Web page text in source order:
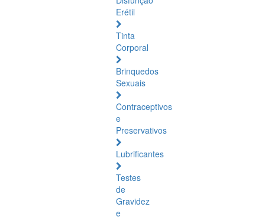
Erétil
Tinta
Corporal
Brinquedos
Sexuais
Contraceptivos
e
Preservativos
Lubrificantes
Testes
de
Gravidez
e